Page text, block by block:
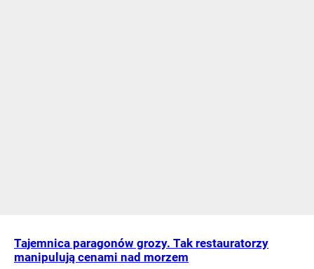
Tajemnica paragonów grozy. Tak restauratorzy
manipulują cenami nad morzem